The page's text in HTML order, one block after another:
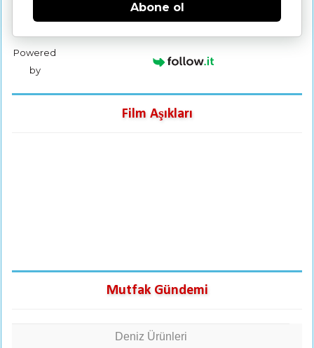
Abone ol
Powered
by
Film Aşıkları
Mutfak Gündemi
Deniz Ürünleri